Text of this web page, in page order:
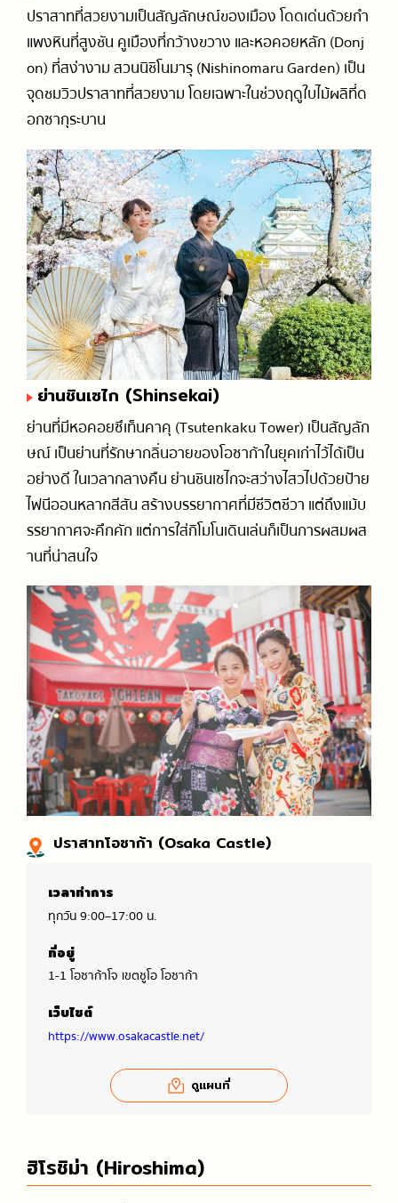
ปราสาทที่สวยงามเป็นสัญลักษณ์ของเมือง โดดเด่นด้วยกำ
แพงหินที่สูงชัน คูเมืองที่กว้างขวาง และหอคอยหลัก (Donj
on) ที่สง่างาม สวนนิชิโนมารุ (Nishinomaru Garden) เป็น
จุดชมวิวปราสาทที่สวยงาม โดยเฉพาะในช่วงฤดูใบไม้ผลิที่ด
อกซากุระบาน
ย่านชินเซไก (Shinsekai)
ย่านที่มีหอคอยซึเท็นคาคุ (Tsutenkaku Tower) เป็นสัญลัก
ษณ์ เป็นย่านที่รักษากลิ่นอายของโอซาก้าในยุคเก่าไว้ได้เป็น
อย่างดี ในเวลากลางคืน ย่านชินเซไกจะสว่างไสวไปด้วยป้าย
ไฟนีออนหลากสีสัน สร้างบรรยากาศที่มีชีวิตชีวา แต่ถึงแม้บ
รรยากาศจะคึกคัก แต่การใส่กิโมโนเดินเล่นก็เป็นการผสมผส
านที่น่าสนใจ
ปราสาทโอซาก้า (Osaka Castle)
เวลาทำการ
ทุกวัน 9:00–17:00 น.
ที่อยู่
1-1 โอซาก้าโจ เขตชูโอ โอซาก้า
เว็บไซต์
https://www.osakacastle.net/
ดูแผนที่
ฮิโรชิม่า (Hiroshima)